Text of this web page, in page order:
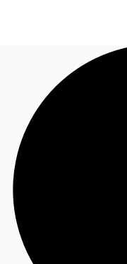
Blog
Données marchés
Appelez maintenant